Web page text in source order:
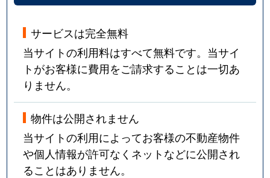
サービスは完全無料
当サイトの利用料はすべて無料です。当サイ
トがお客様に費用をご請求することは一切あ
りません。
物件は公開されません
当サイトの利用によってお客様の不動産物件
や個人情報が許可なくネットなどに公開され
ることはありません。